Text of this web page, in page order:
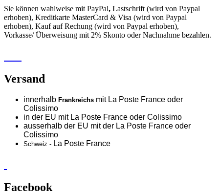
Sie können wahlweise mit PayPal, Lastschrift (wird von Paypal
erhoben), Kreditkarte MasterCard & Visa (wird von Paypal
erhoben), Kauf auf Rechung (wird von Paypal erhoben),
Vorkasse/ Überweisung mit 2% Skonto oder Nachnahme bezahlen.
Versand
innerhalb Frankreichs mit La Poste France oder
Colissimo
in der EU mit La Poste France oder Colissimo
ausserhalb der EU mit der La Poste France oder
Colissimo
Schweiz - La Poste France
Facebook